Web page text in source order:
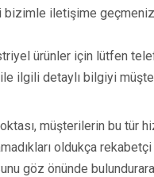
bizimle iletişime
ürünler için lütfen
ilgili detaylı bilgiyi
müşterilerin bu tür
oldukça
göz önünde